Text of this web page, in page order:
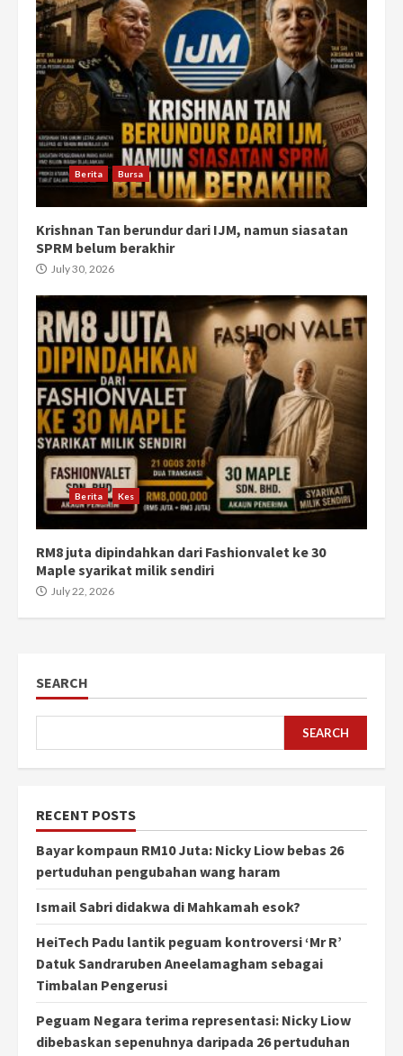
Berita Bursa
Krishnan Tan berundur dari IJM, namun siasatan
SPRM belum berakhir
July 30, 2026
Berita Kes
RM8 juta dipindahkan dari Fashionvalet ke 30
Maple syarikat milik sendiri
July 22, 2026
SEARCH
SEARCH
RECENT POSTS
Bayar kompaun RM10 Juta: Nicky Liow bebas 26
pertuduhan pengubahan wang haram
Ismail Sabri didakwa di Mahkamah esok?
HeiTech Padu lantik peguam kontroversi ‘Mr R’
Datuk Sandraruben Aneelamagham sebagai
Timbalan Pengerusi
Peguam Negara terima representasi: Nicky Liow
dibebaskan sepenuhnya daripada 26 pertuduhan